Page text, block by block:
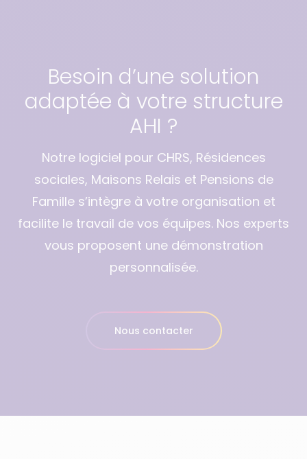
Besoin d’une solution
adaptée à votre structure
AHI ?
Notre logiciel pour CHRS, Résidences
sociales, Maisons Relais et Pensions de
Famille s’intègre à votre organisation et
facilite le travail de vos équipes. Nos experts
vous proposent une démonstration
personnalisée.
Nous contacter